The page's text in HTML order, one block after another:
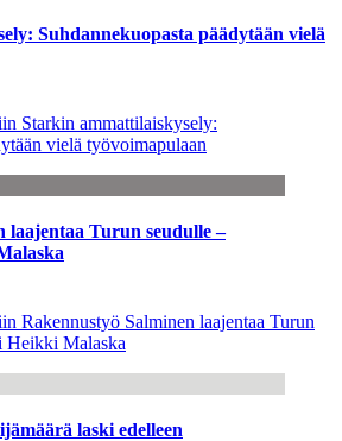
Suhdannekuopasta päädytään vielä
Starkin ammattilaiskysely:
vielä työvoimapulaan
laajentaa Turun seudulle –
Rakennustyö Salminen laajentaa Turun
Heikki Malaska
laski edelleen